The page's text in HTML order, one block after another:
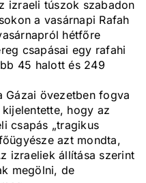
izraeli túszok szabadon
a vasárnapi Rafah
hétfőre
csapásai egy rafahi
45 halott és 249
Gázai övezetben fogva
hogy az
csapás „tragikus
azt mondta,
izraeliek állítása szerint
megölni, de